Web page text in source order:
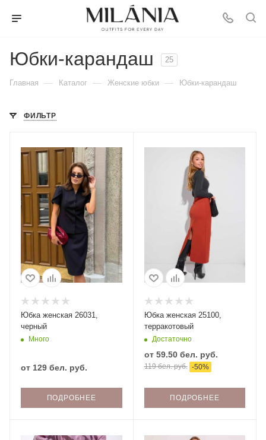
Юбки-карандаш 25
Главная — Каталог — Женские юбки — Юбки-карандаш
ФИЛЬТР
Юбка женская 26031,
черный
Много
от 129 бел. руб.
ПОДРОБНЕЕ
Юбка женская 25100,
терракотовый
Достаточно
от 59.50 бел. руб.
119 бел. руб. -50%
ПОДРОБНЕЕ